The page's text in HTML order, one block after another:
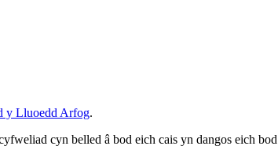
y Lluoedd Arfog.
cyn belled â bod eich cais yn dangos eich